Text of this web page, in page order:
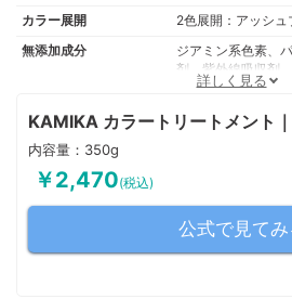
カラー展開
2色展開：アッシ
無添加成分
ジアミン系色素、
剤、紫外線吸収剤
内容量（g）
350g
ローズブラウン：水、ベヘニルアル
ジメチルアミン、イソステアリン酸
リン酸グリセリル、ジメチコン、γ－
アセチルヘキサペプチド－1、アス
／ヒジキ／トロロコンブ／レソニア
ブ／リシリコンブ／ワカメエキス、
培養物、ゴボウ根エキス、セイヨウ
ス、オタネニンジン根エキス、ハマ
詳しく見る
KAMIKA カラートリートメント
内容量：350g
￥2,470(税込)
公式で見てみ